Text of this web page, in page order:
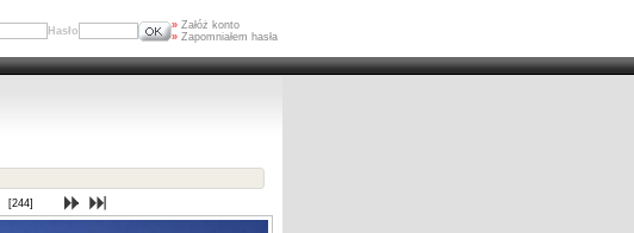
Hasło » Załóż konto
» Zapomniałem hasła
[244]